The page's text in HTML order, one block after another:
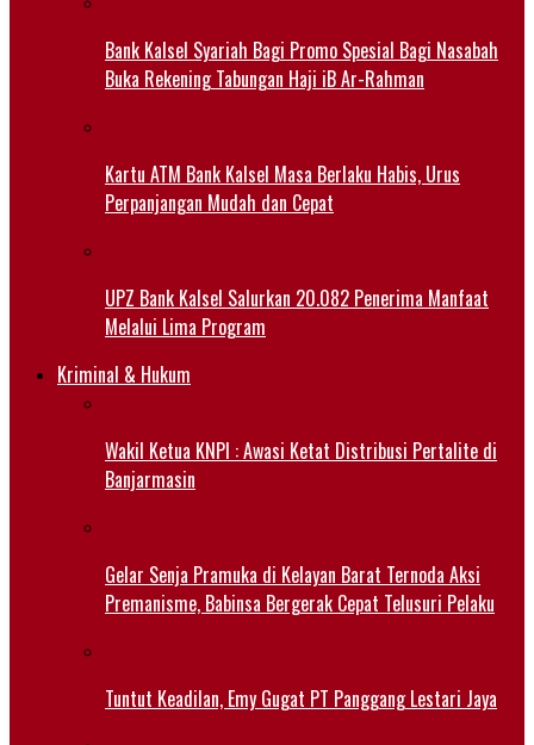
Bank Kalsel Syariah Bagi Promo Spesial Bagi Nasabah
Buka Rekening Tabungan Haji iB Ar-Rahman
Kartu ATM Bank Kalsel Masa Berlaku Habis, Urus
Perpanjangan Mudah dan Cepat
UPZ Bank Kalsel Salurkan 20.082 Penerima Manfaat
Melalui Lima Program
Kriminal & Hukum
Wakil Ketua KNPI : Awasi Ketat Distribusi Pertalite di
Banjarmasin
Gelar Senja Pramuka di Kelayan Barat Ternoda Aksi
Premanisme, Babinsa Bergerak Cepat Telusuri Pelaku
Tuntut Keadilan, Emy Gugat PT Panggang Lestari Jaya